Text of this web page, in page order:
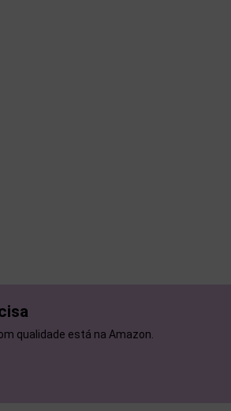
qualidade está na Amazon.